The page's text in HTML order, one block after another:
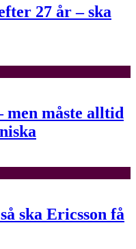
27 år – ska
måste alltid
ska Ericsson få